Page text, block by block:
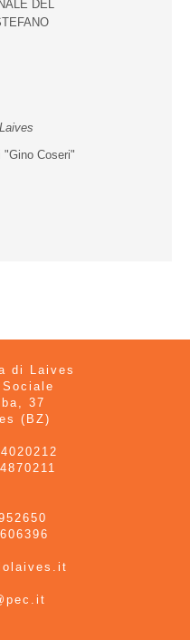
DEL
"Gino Coseri"
di Laives
37
(BZ)